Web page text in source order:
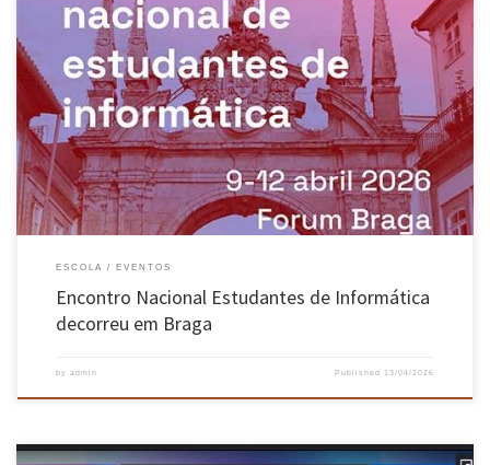
Organizado pelo CESIUM – Centro de Estudantes de Engenharia Informática da
Universidade do Minho, decorreu entre os dias 9 e 12 de abril, no Fórum Braga, o ENEI –
Encontro Nacional Estudantes de Informática. Organizado anualmente pelos núcleos e
associações de estudantes de Informática das várias instituições de ensino superior […]
ESCOLA EVENTOS
Encontro Nacional Estudantes de Informática
decorreu em Braga
by admin Published 13/04/2026